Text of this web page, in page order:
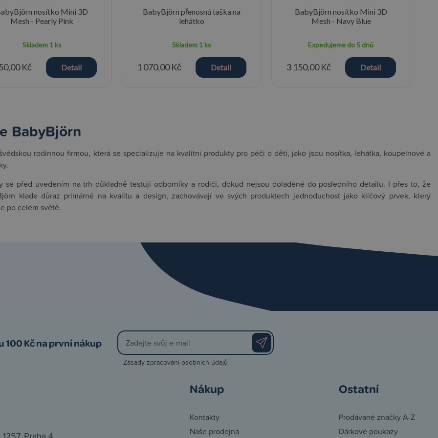
nosítko Mini 3D
Mesh - Pearly Pink
Skladem 1 ks
Kč Detail
BabyBjörn přenosná taška na
lehátko
Skladem 1 ks
1 070,00 Kč Detail
BabyBjörn nosítko Mini 3D
Mesh - Navy Blue
Expedujeme do 5 dnů
3 150,00 Kč Detail
BabyBjörn
rodinnou firmou, která se specializuje na kvalitní produkty pro péči o děti, jako jsou nosítka, lehátka, koupelnové a
se před uvedením na trh důkladně testují odborníky a rodiči, dokud nejsou doladěné do posledního detailu. I přes to, že
klade důraz primárně na kvalitu a design, zachovávají ve svých produktech jednoduchost jako klíčový prvek, který
po celém světě.
100 Kč na první nákup
Zásady zpracování osobních údajů
Nákup
Kontakty
Naše prodejna
Ostatní
Prodávané značky A-Z
Dárkové poukazy